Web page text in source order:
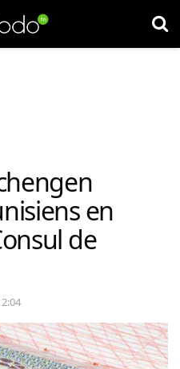
en
de